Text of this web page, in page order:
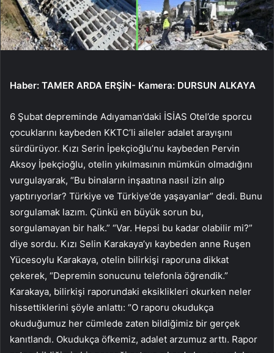
Haber: TAMER ARDA ERŞİN- Kamera: DURSUN ALKAYA
6 Şubat depreminde Adıyaman’daki İSİAS Otel’de sporcu
çocuklarını kaybeden KKTC’li aileler adalet arayışını
sürdürüyor. Kızı Serin İpekçioğlu’nu kaybeden Pervin
Aksoy İpekçioğlu, otelin yıkılmasının mümkün olmadığını
vurgulayarak, “Bu binaların inşaatına nasıl izin alıp
yaptırıyorlar? Türkiye ve Türkiye’de yaşayanlar” dedi. Bunu
sorgulamak lazım. Çünkü en büyük sorun bu,
sorgulamayan bir halk.” “Var. Hepsi bu kadar olabilir mi?”
diye sordu. Kızı Selin Karakaya’yı kaybeden anne Ruşen
Yücesoylu Karakaya, otelin bilirkişi raporuna dikkat
çekerek, “Depremin sonucunu telefonla öğrendik.”
Karakaya, bilirkişi raporundaki eksiklikleri okurken neler
hissettiklerini şöyle anlattı: “O raporu okudukça
okuduğumuz her cümlede zaten bildiğimiz bir gerçek
kanıtlandı. Okudukça öfkemiz, adalet arzumuz arttı. Rapor